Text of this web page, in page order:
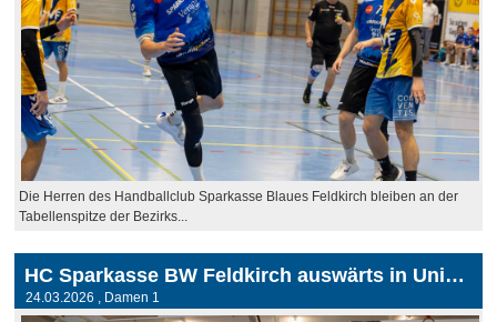
Die Herren des Handballclub Sparkasse Blaues Feldkirch bleiben an der
Tabellenspitze der Bezirks...
HC Sparkasse BW Feldkirch auswärts in Union St. Pölten
24.03.2026 , Damen 1